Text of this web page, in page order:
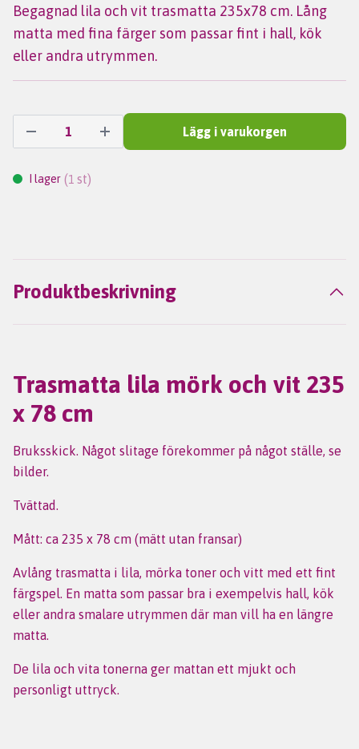
Begagnad lila och vit trasmatta 235x78 cm. Lång
matta med fina färger som passar fint i hall, kök
eller andra utrymmen.
Lägg i varukorgen
I lager (1 st)
Produktbeskrivning
Trasmatta lila mörk och vit 235
x 78 cm
Bruksskick. Något slitage förekommer på något ställe, se
bilder.
Tvättad.
Mått: ca 235 x 78 cm (mätt utan fransar)
Avlång trasmatta i lila, mörka toner och vitt med ett fint
färgspel. En matta som passar bra i exempelvis hall, kök
eller andra smalare utrymmen där man vill ha en längre
matta.
De lila och vita tonerna ger mattan ett mjukt och
personligt uttryck.